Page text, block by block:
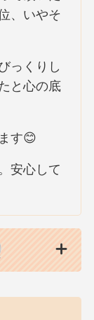
、いやそ
っくりし
と心の底
す😊
安心して